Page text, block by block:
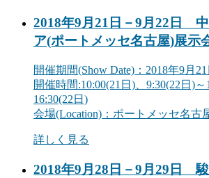
2018年9月21日－9月22日
ア(ポートメッセ名古屋)展示
開催期間(Show Date) ：2018年9月
開催時間:10:00(21日)、9:30(22日)～
16:30(22日)
会場(Location) ：ポートメッセ名古
詳しく見る
2018年9月28日－9月29日